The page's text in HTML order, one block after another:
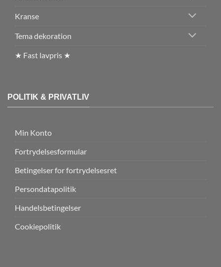
Kranse
Tema dekoration
★ Fast lavpris ★
POLITIK & PRIVATLIV
Min Konto
Fortrydelsesformular
Betingelser for fortrydelsesret
Persondatapolitik
Handelsbetingelser
Cookiepolitik